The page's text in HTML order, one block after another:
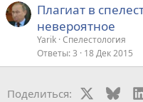
Плагиат в
невероятное
Yarik Спелестология
Ответы 3 18 Дек 2015
Поделиться: